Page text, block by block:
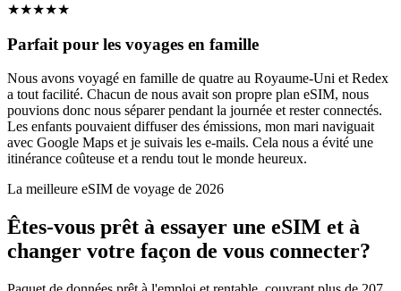
★★★★★
Parfait pour les voyages en famille
Nous avons voyagé en famille de quatre au Royaume-Uni et Redex
a tout facilité. Chacun de nous avait son propre plan eSIM, nous
pouvions donc nous séparer pendant la journée et rester connectés.
Les enfants pouvaient diffuser des émissions, mon mari naviguait
avec Google Maps et je suivais les e-mails. Cela nous a évité une
itinérance coûteuse et a rendu tout le monde heureux.
La meilleure eSIM de voyage de 2026
Êtes-vous prêt à essayer une eSIM et à
changer votre façon de vous connecter?